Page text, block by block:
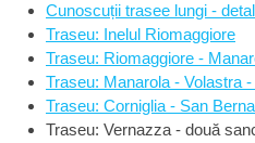
Cunoscuții trasee lungi -
Traseu: Inelul Riomaggiore
Traseu: Riomaggiore -
Traseu: Manarola - Volastra
Traseu: Corniglia - San
Traseu: Vernazza - două